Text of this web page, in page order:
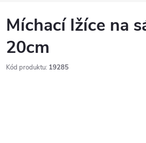
Míchací lžíce na
20cm
Kód produktu: 19285